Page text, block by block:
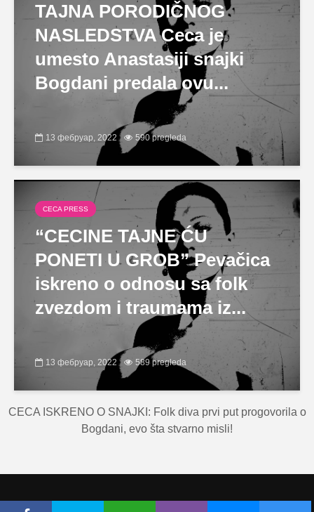
TAJNA PORODIČNOG
NASLEDSTVA Ceca je
umesto Anastasiji snajki
Bogdani predala ovu...
13 фебруар, 2022 590 pregleda
CECA PRESS
“CECINE TAJNE ĆU
PONETI U GROB” Pevačica
iskreno o odnosu sa folk
zvezdom i traumama iz...
13 фебруар, 2022 589 pregleda
CECA ISKRENO O SNAJKI: Folk diva prvi put progovorila o
Bogdani, evo šta stvarno misli!